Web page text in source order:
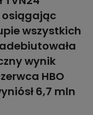
osiągając
wszystkich
wynik
HBO
6,7 mln